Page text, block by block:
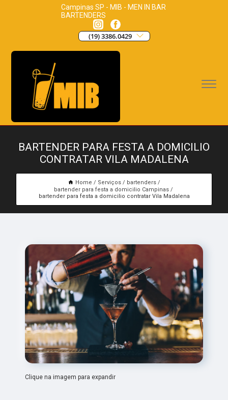
Campinas SP - MIB - MEN IN BAR
BARTENDERS
(19) 3386.0429
BARTENDER PARA FESTA A DOMICILIO
CONTRATAR VILA MADALENA
Home Serviços
bartenders
bartender para festa a domicilio Campinas
bartender para festa a domicilio contratar Vila Madalena
Clique na imagem para expandir